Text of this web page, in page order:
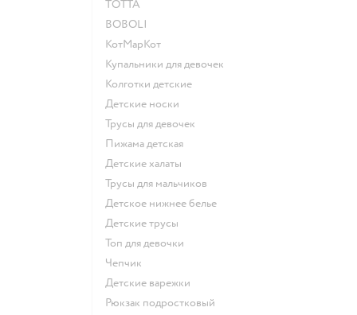
ТОТТА
BOBOLI
КотМарКот
Купальники для девочек
Колготки детские
Детские носки
Трусы для девочек
Пижама детская
Детские халаты
Трусы для мальчиков
Детское нижнее белье
Детские трусы
Топ для девочки
Чепчик
Детские варежки
Рюкзак подростковый